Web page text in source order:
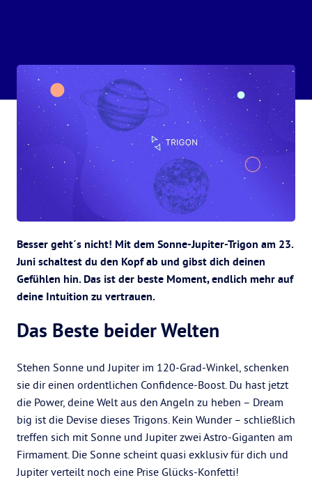
Besser geht´s nicht! Mit dem Sonne-Jupiter-Trigon am 23.
Juni schaltest du den Kopf ab und gibst dich deinen
Gefühlen hin. Das ist der beste Moment, endlich mehr auf
deine Intuition zu vertrauen.
Das Beste beider Welten
Stehen Sonne und Jupiter im 120-Grad-Winkel, schenken
sie dir einen ordentlichen Confidence-Boost. Du hast jetzt
die Power, deine Welt aus den Angeln zu heben – Dream
big ist die Devise dieses Trigons. Kein Wunder – schließlich
treffen sich mit Sonne und Jupiter zwei Astro-Giganten am
Firmament. Die Sonne scheint quasi exklusiv für dich und
Jupiter verteilt noch eine Prise Glücks-Konfetti!